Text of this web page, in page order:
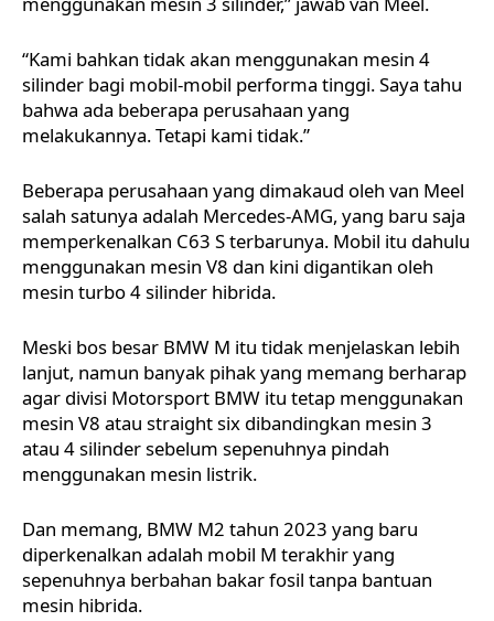
“Kami bahkan tidak akan menggunakan mesin 4
silinder bagi mobil-mobil performa tinggi. Saya tahu
bahwa ada beberapa perusahaan yang
melakukannya. Tetapi kami tidak.”
Beberapa perusahaan yang dimakaud oleh van Meel
salah satunya adalah Mercedes-AMG, yang baru saja
memperkenalkan C63 S terbarunya. Mobil itu dahulu
menggunakan mesin V8 dan kini digantikan oleh
mesin turbo 4 silinder hibrida.
Meski bos besar BMW M itu tidak menjelaskan lebih
lanjut, namun banyak pihak yang memang berharap
agar divisi Motorsport BMW itu tetap menggunakan
mesin V8 atau straight six dibandingkan mesin 3
atau 4 silinder sebelum sepenuhnya pindah
menggunakan mesin listrik.
Dan memang, BMW M2 tahun 2023 yang baru
diperkenalkan adalah mobil M terakhir yang
sepenuhnya berbahan bakar fosil tanpa bantuan
mesin hibrida.